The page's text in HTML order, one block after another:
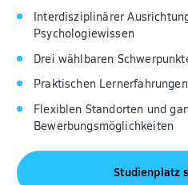
Interdisziplinärer
Psychologiewissen
Drei wählbaren
Praktischen
Flexiblen Standorten und
Bewerbungsmöglichkeiten
Studienplatz